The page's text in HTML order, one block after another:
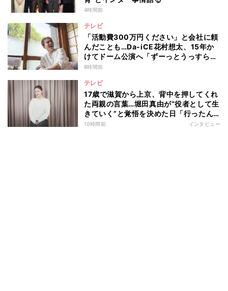
4時間前
テレビ
「活動費300万円ください」と会社に頼
んだことも…Da-iCE花村想太、15年か
けてドーム公演へ「ずーっとうっすらや
けど右肩上がり続けられていた」
8時間前
テレビ
17歳で滋賀から上京、背中を押してくれ
た両親の言葉…堀田真由が“役者として生
きていく”と覚悟を決めた日「行ったん
やったら、もう帰られへんな」
10時間前 インタビュー